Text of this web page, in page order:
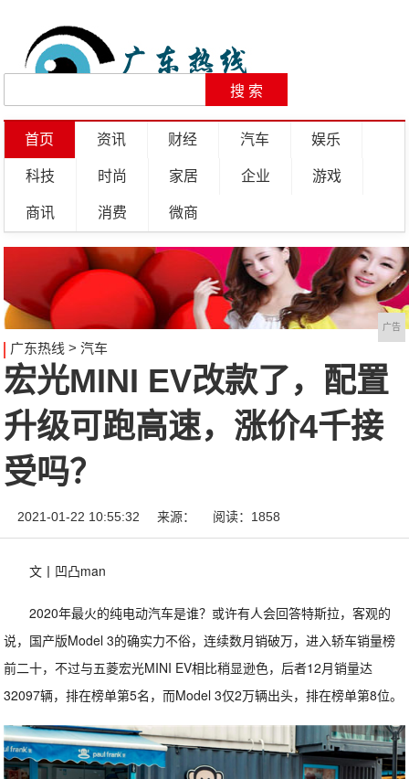
首页 资讯 财经 汽车 娱乐
科技 时尚 家居 企业 游戏
商讯 消费 微商
广告
广东热线 > 汽车
宏光MINI EV改款了，配置
升级可跑高速，涨价4千接
受吗？
2021-01-22 10:55:32 来源： 阅读：1858
文丨凹凸man
2020年最火的纯电动汽车是谁？或许有人会回答特斯拉，客观的
说，国产版Model 3的确实力不俗，连续数月销破万，进入轿车销量榜
前二十，不过与五菱宏光MINI EV相比稍显逊色，后者12月销量达
32097辆，排在榜单第5名，而Model 3仅2万辆出头，排在榜单第8位。